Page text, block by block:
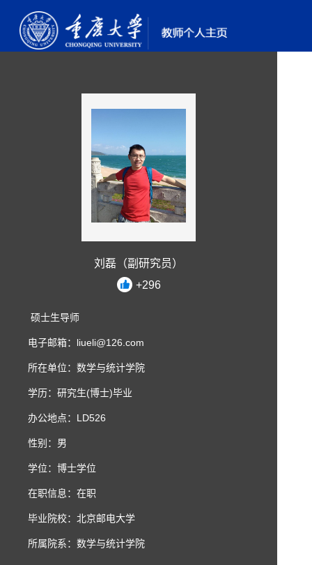
刘磊（副研究员）
+296
硕士生导师
电子邮箱： liueli@126.com
所在单位：数学与统计学院
学历：研究生(博士)毕业
办公地点：LD526
性别：男
学位：博士学位
在职信息：在职
毕业院校：北京邮电大学
所属院系：数学与统计学院